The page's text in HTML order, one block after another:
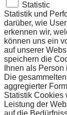
Statistic
Statistik und
darüber, wie
erkennen wir,
können uns ein
auf unserer
speichern die
Ihnen als
Die
aggregierter
Statistik Cookies
Leistung der
auf die